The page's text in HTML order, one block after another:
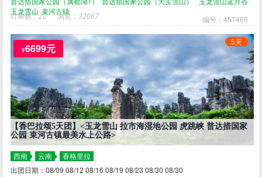
玉龙雪山 束河古镇
订单数：20 浏览：32067 编号：45T469
【香巴拉颂5天团】<玉龙雪山 拉市海湿地公园 虎跳峡 普达措国家
公园 束河古镇最美水上公路>
5天
西南 云南
香格里拉
出团日期：08/09 08/12 08/16 08/19 08/23 08/30 08/30
¥6699元